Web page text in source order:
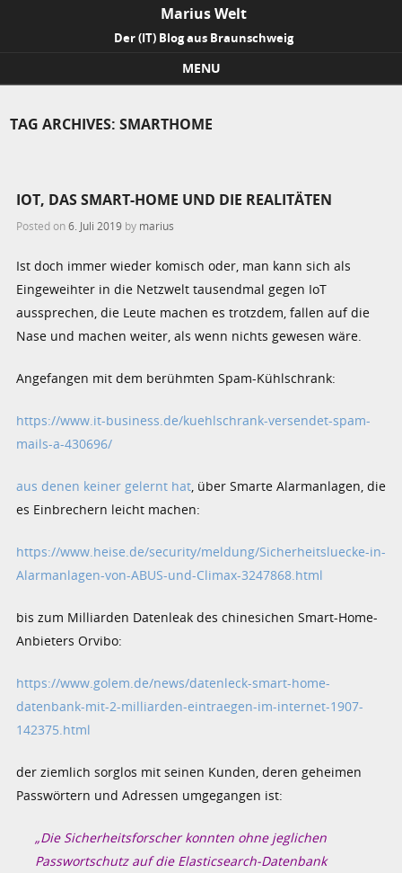
Marius Welt
Der (IT) Blog aus Braunschweig
MENU
TAG ARCHIVES:SMARTHOME
IOT, DAS SMART-HOME UND DIE REALITÄTEN
Posted on6. Juli 2019 by marius
Ist doch immer wieder komisch oder, man kann sich als
Eingeweihter in die Netzwelt tausendmal gegen IoT
aussprechen, die Leute machen es trotzdem, fallen auf die
Nase und machen weiter, als wenn nichts gewesen wäre.
Angefangen mit dem berühmten Spam-Kühlschrank:
https://www.it-business.de/kuehlschrank-versendet-spam-
mails-a-430696/
aus denen keiner gelernt hat, über Smarte Alarmanlagen, die
es Einbrechern leicht machen:
https://www.heise.de/security/meldung/Sicherheitsluecke-in-
Alarmanlagen-von-ABUS-und-Climax-3247868.html
bis zum Milliarden Datenleak des chinesichen Smart-Home-
Anbieters Orvibo:
https://www.golem.de/news/datenleck-smart-home-
datenbank-mit-2-milliarden-eintraegen-im-internet-1907-
142375.html
der ziemlich sorglos mit seinen Kunden, deren geheimen
Passwörtern und Adressen umgegangen ist:
„Die Sicherheitsforscher konnten ohne jeglichen
Passwortschutz auf die Elasticsearch-Datenbank